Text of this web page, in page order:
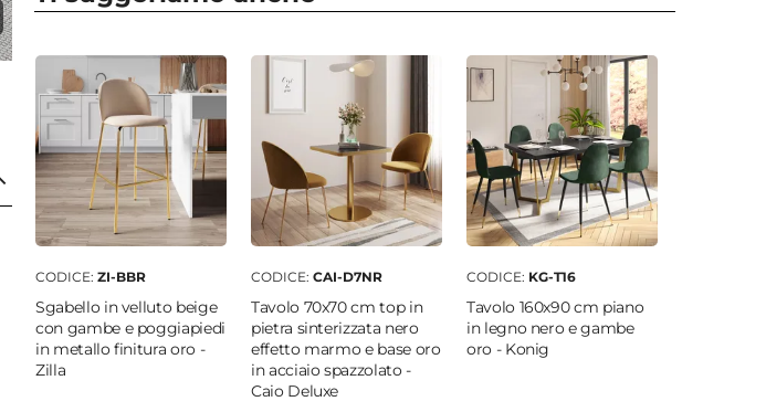
⚲ Clicca per ingrandire
CODICE: ZI-BBR
Sgabello in velluto beige
con gambe e poggiapiedi
in metallo finitura oro -
Zilla
CODICE: CAI-D7NR
Tavolo 70x70 cm top in
pietra sinterizzata nero
effetto marmo e base oro
in acciaio spazzolato -
Caio Deluxe
CODICE: KG-T16
Tavolo 160x90 cm piano
in legno nero e gambe
oro - Konig